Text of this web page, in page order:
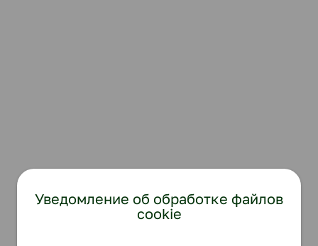
Уведомление об обработке файлов
cookie